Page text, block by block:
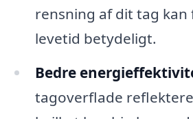
rensning af dit tag
levetid betydeligt.
Bedre
tagoverflade